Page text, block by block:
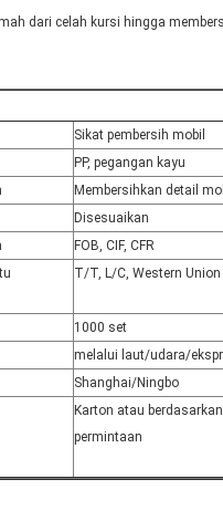
dari celah kursi hingga
Sikat pembersih mobil
PP, pegangan kayu
Membersihkan detail
Disesuaikan
FOB, CIF, CFR
T/T, L/C, Western Union
1000 set
melalui laut/udara/
Shanghai/Ningbo
Karton atau berdasarkan
permintaan